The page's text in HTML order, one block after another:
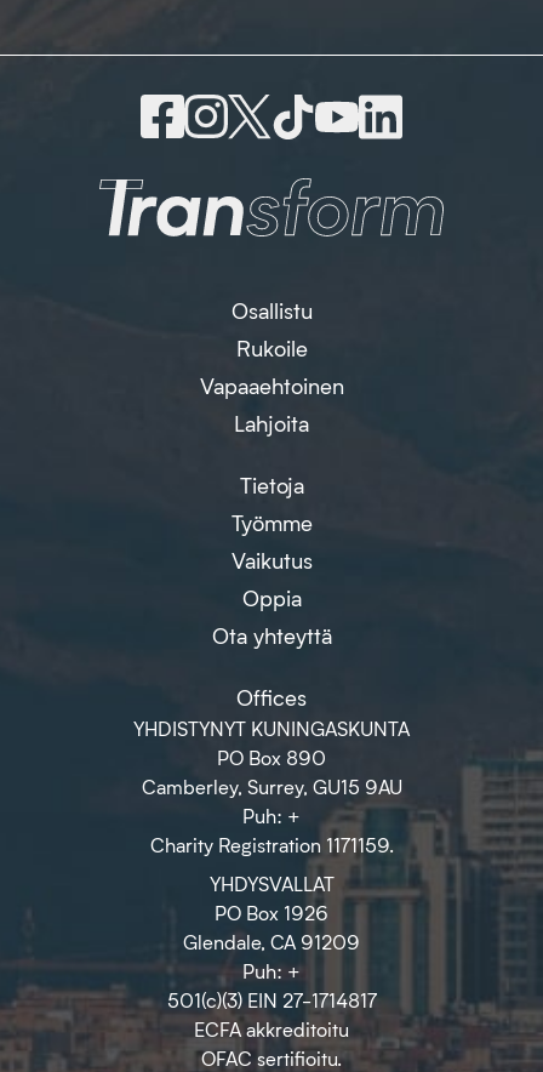
Osallistu
Rukoile
Vapaaehtoinen
Lahjoita
Tietoja
Työmme
Vaikutus
Oppia
Ota yhteyttä
Offices
YHDISTYNYT KUNINGASKUNTA
PO Box 890
Camberley, Surrey, GU15 9AU
Puh: +
Charity Registration 1171159.
YHDYSVALLAT
PO Box 1926
Glendale, CA 91209
Puh: +
501(c)(3) EIN 27-1714817
ECFA akkreditoitu
OFAC sertifioitu.